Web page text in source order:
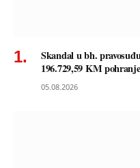
Skandal u bh.
196.729,59 KM
05.08.2026